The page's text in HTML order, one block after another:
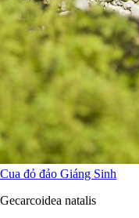
Cua đỏ đảo Giáng Sinh
Gecarcoidea natalis